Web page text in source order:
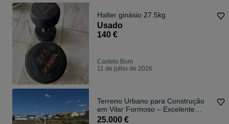
Halter ginásio 27.5kg
Usado
140 €
Castelo Bom
11 de julho de 2026
Terreno Urbano para Construção
em Vilar Formoso – Excelente
Oportunida
25.000 €